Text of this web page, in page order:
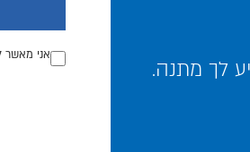
לך מתנה.
אני מאשר